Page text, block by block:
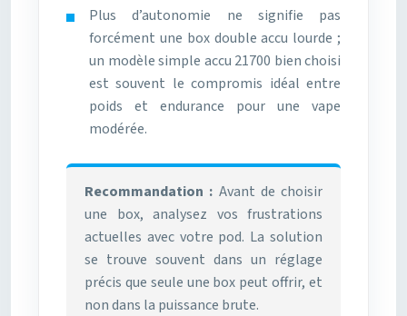
Plus d’autonomie ne signifie pas
forcément une box double accu lourde ;
un modèle simple accu 21700 bien choisi
est souvent le compromis idéal entre
poids et endurance pour une vape
modérée.
Recommandation : Avant de choisir
une box, analysez vos frustrations
actuelles avec votre pod. La solution
se trouve souvent dans un réglage
précis que seule une box peut offrir, et
non dans la puissance brute.